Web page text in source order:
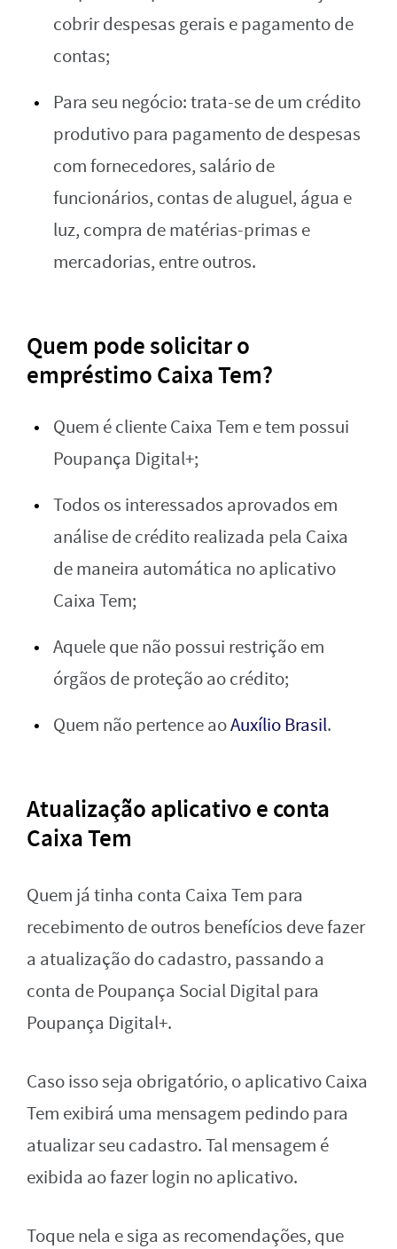
cobrir despesas gerais e pagamento de
contas;
Para seu negócio: trata-se de um crédito
produtivo para pagamento de despesas
com fornecedores, salário de
funcionários, contas de aluguel, água e
luz, compra de matérias-primas e
mercadorias, entre outros.
Quem pode solicitar o
empréstimo Caixa Tem?
Quem é cliente Caixa Tem e tem possui
Poupança Digital+;
Todos os interessados aprovados em
análise de crédito realizada pela Caixa
de maneira automática no aplicativo
Caixa Tem;
Aquele que não possui restrição em
órgãos de proteção ao crédito;
Quem não pertence aoAuxílio Brasil.
Atualização aplicativo e conta
Caixa Tem
Quem já tinha conta Caixa Tem para
recebimento de outros benefícios deve fazer
a atualização do cadastro, passando a
conta de Poupança Social Digital para
Poupança Digital+.
Caso isso seja obrigatório, o aplicativo Caixa
Tem exibirá uma mensagem pedindo para
atualizar seu cadastro. Tal mensagem é
exibida ao fazer login no aplicativo.
Toque nela e siga as recomendações, que